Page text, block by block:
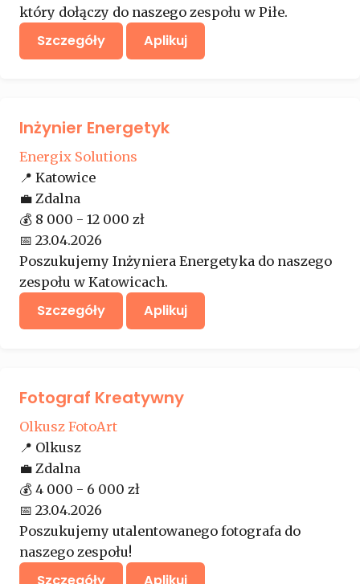
który dołączy do naszego zespołu w Piłe.
Szczegóły Aplikuj
Inżynier Energetyk
Energix Solutions
📍 Katowice
💼 Zdalna
💰 8 000 - 12 000 zł
📅 23.04.2026
Poszukujemy Inżyniera Energetyka do naszego
zespołu w Katowicach.
Szczegóły Aplikuj
Fotograf Kreatywny
Olkusz FotoArt
📍 Olkusz
💼 Zdalna
💰 4 000 - 6 000 zł
📅 23.04.2026
Poszukujemy utalentowanego fotografa do
naszego zespołu!